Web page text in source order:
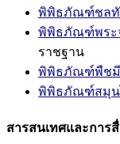
พิพิธภัณฑ์ชลทั
พิพิธภัณฑ์พระ
ราชฐาน
พิพิธภัณฑ์พืช
พิพิธภัณฑ์สมุน
สารสนเทศและการ